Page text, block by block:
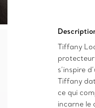
Tiffany
protecteur
s’inspire
Tiffany
ce qui
incarne le